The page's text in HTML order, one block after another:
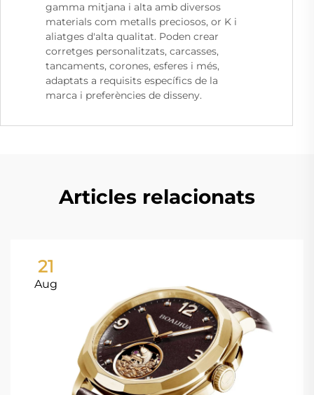
gamma mitjana i alta amb diversos
materials com metalls preciosos, or K i
aliatges d'alta qualitat. Poden crear
corretges personalitzats, carcasses,
tancaments, corones, esferes i més,
adaptats a requisits específics de la
marca i preferències de disseny.
Articles relacionats
21
Aug